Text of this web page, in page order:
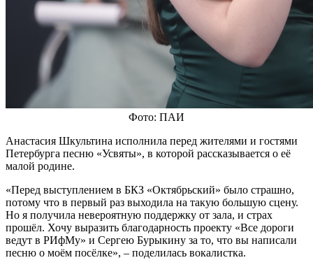
Фото: ПАИ
Анастасия Шкультина исполнила перед жителями и гостями
Петербурга песню «Усвяты», в которой рассказывается о её
малой родине.
«Перед выступлением в БКЗ «Октябрьский» было страшно,
потому что в первый раз выходила на такую большую сцену.
Но я получила невероятную поддержку от зала, и страх
прошёл. Хочу выразить благодарность проекту «Все дороги
ведут в РИфМу» и Сергею Бурыкину за то, что вы написали
песню о моём посёлке», – поделилась вокалистка.